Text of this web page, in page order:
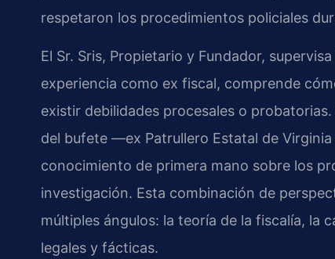
respetaron los procedimientos policiales
El Sr. Sris, Propietario y Fundador,
experiencia como ex fiscal, comprende
existir debilidades procesales o
del bufete —ex Patrullero Estatal de
conocimiento de primera mano sobre los
investigación. Esta combinación de
múltiples ángulos: la teoría de la fiscalía, la
legales y fácticas.